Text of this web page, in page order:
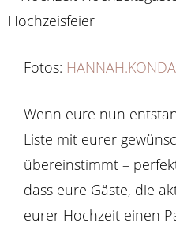
Fotos: HANNAH.KONDA
Wenn eure nun
Liste mit eurer
übereinstimmt –
dass eure Gäste, die
eurer Hochzeit einen